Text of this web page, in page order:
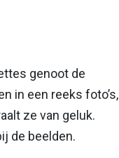
genoot de
in een reeks foto’s,
ze van geluk.
de beelden.